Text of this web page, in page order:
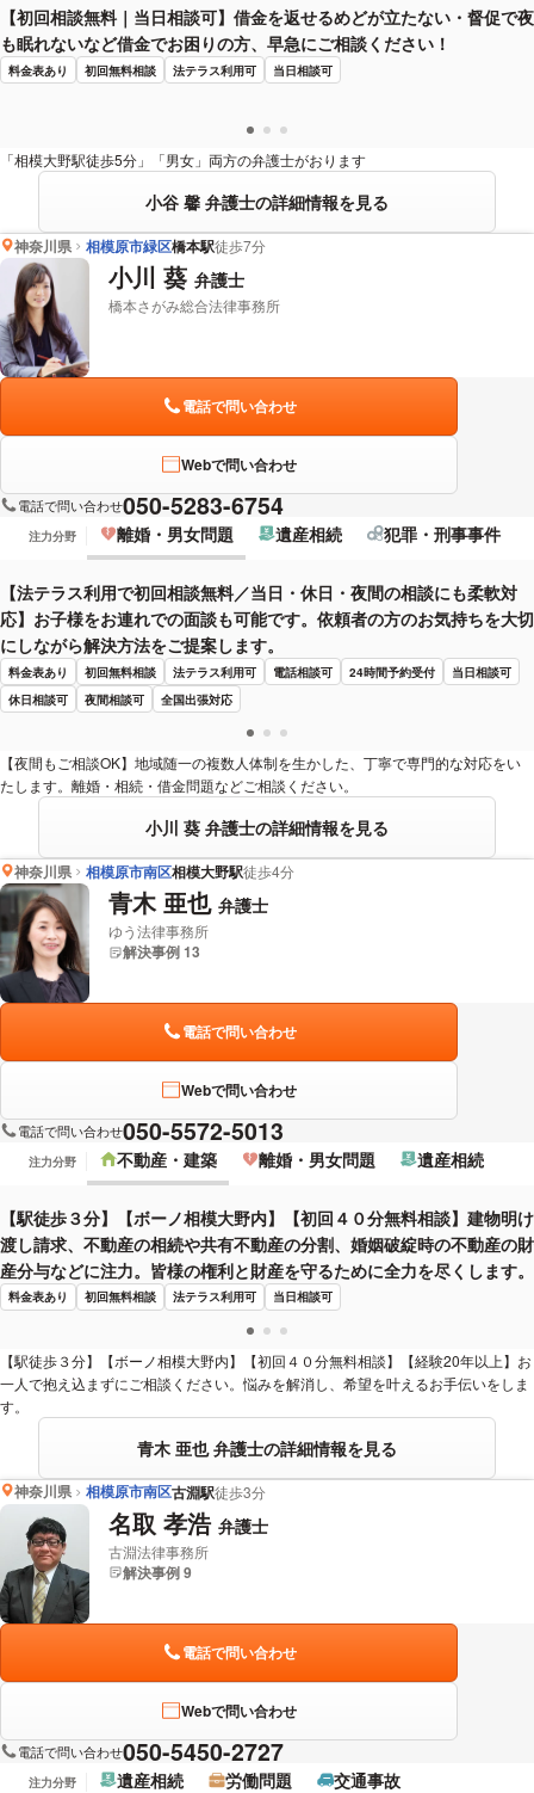
【初回相談無料｜当日相談可】借金を返せるめどが立たない・督促で夜
も眠れないなど借金でお困りの方、早急にご相談ください！
料金表あり 初回無料相談 法テラス利用可 当日相談可
「相模大野駅徒歩5分」「男女」両方の弁護士がおります
小谷 馨 弁護士の詳細情報を見る
神奈川県 相模原市緑区橋本駅徒歩7分
小川 葵 弁護士
橋本さがみ総合法律事務所
電話で問い合わせ
Webで問い合わせ
電話で問い合わせ050-5283-6754
注力分野 離婚・男女問題 遺産相続 犯罪・刑事事件
【法テラス利用で初回相談無料／当日・休日・夜間の相談にも柔軟対
応】お子様をお連れでの面談も可能です。依頼者の方のお気持ちを大切
にしながら解決方法をご提案します。
料金表あり 初回無料相談 法テラス利用可 電話相談可 24時間予約受付
当日相談可
休日相談可
夜間相談可 全国出張対応
【夜間もご相談OK】地域随一の複数人体制を生かした、丁寧で専門的な対応をい
たします。離婚・相続・借金問題などご相談ください。
小川 葵 弁護士の詳細情報を見る
神奈川県 相模原市南区相模大野駅徒歩4分
青木 亜也 弁護士
ゆう法律事務所
解決事例 13
電話で問い合わせ
Webで問い合わせ
電話で問い合わせ050-5572-5013
注力分野 不動産・建築 離婚・男女問題 遺産相続
【駅徒歩３分】【ボーノ相模大野内】【初回４０分無料相談】建物明け
渡し請求、不動産の相続や共有不動産の分割、婚姻破綻時の不動産の財
産分与などに注力。皆様の権利と財産を守るために全力を尽くします。
料金表あり 初回無料相談 法テラス利用可 当日相談可
【駅徒歩３分】【ボーノ相模大野内】【初回４０分無料相談】【経験20年以上】お
一人で抱え込まずにご相談ください。悩みを解消し、希望を叶えるお手伝いをしま
す。
青木 亜也 弁護士の詳細情報を見る
神奈川県 相模原市南区古淵駅徒歩3分
名取 孝浩 弁護士
古淵法律事務所
解決事例 9
電話で問い合わせ
Webで問い合わせ
電話で問い合わせ050-5450-2727
注力分野 遺産相続 労働問題 交通事故